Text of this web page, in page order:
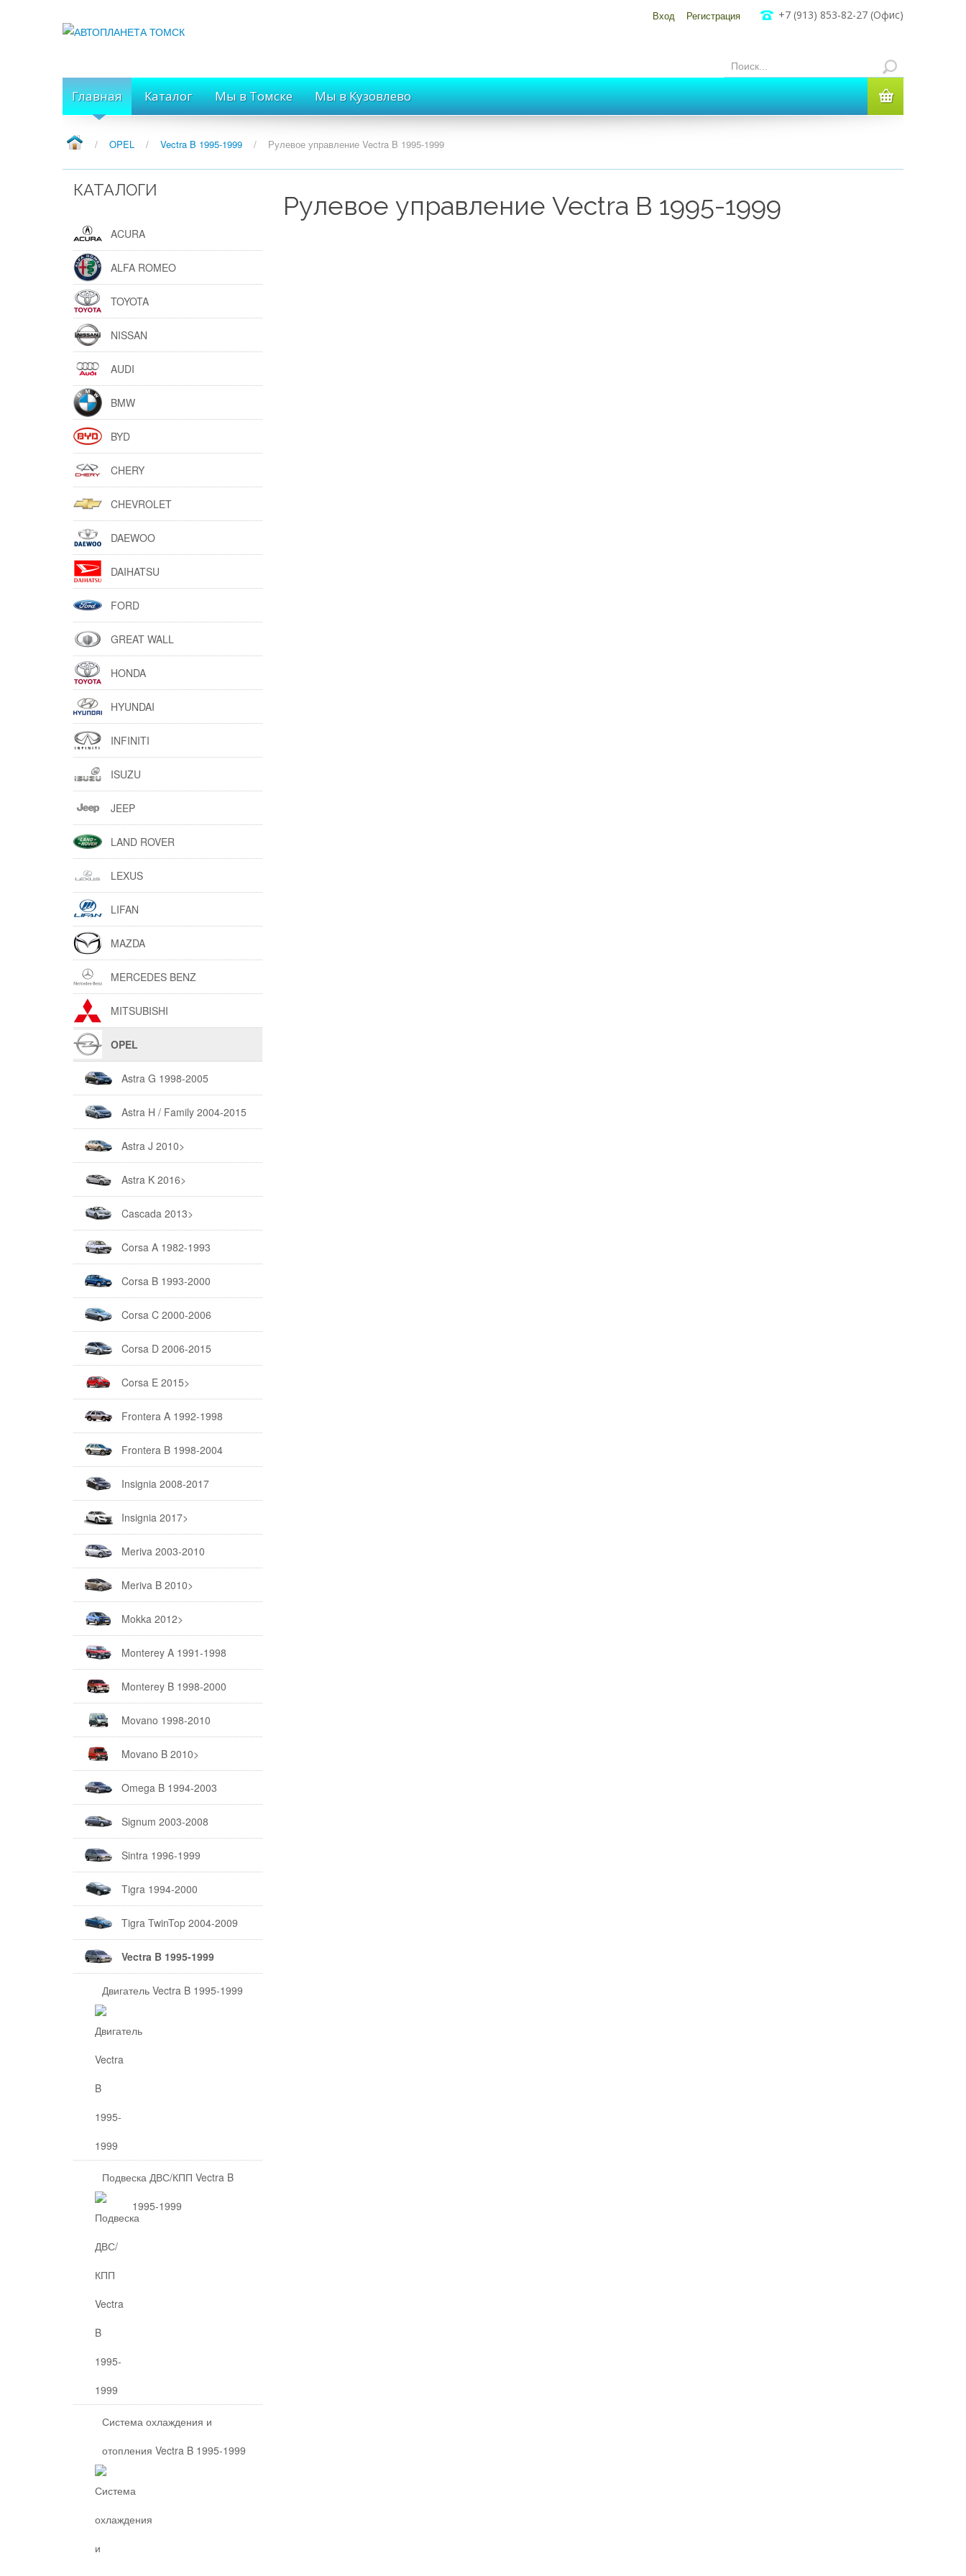
+7 (913) 853-82-27 (Офис)
Вход Регистрация
Главная Каталог Мы в Томске Мы в Кузовлево
/ OPEL / Vectra B 1995-1999 / Рулевое управление Vectra B 1995-1999
Рулевое управление Vectra B 1995-1999
КАТАЛОГИ
ACURA
ALFA ROMEO
TOYOTA
NISSAN
AUDI
BMW
BYD
CHERY
CHEVROLET
DAEWOO
DAIHATSU
FORD
GREAT WALL
HONDA
HYUNDAI
INFINITI
ISUZU
JEEP
LAND ROVER
LEXUS
LIFAN
MAZDA
MERCEDES BENZ
MITSUBISHI
OPEL
Astra G 1998-2005
Astra H / Family 2004-2015
Astra J 2010>
Astra K 2016>
Cascada 2013>
Corsa A 1982-1993
Corsa B 1993-2000
Corsa C 2000-2006
Corsa D 2006-2015
Corsa E 2015>
Frontera A 1992-1998
Frontera B 1998-2004
Insignia 2008-2017
Insignia 2017>
Meriva 2003-2010
Meriva B 2010>
Mokka 2012>
Monterey A 1991-1998
Monterey B 1998-2000
Movano 1998-2010
Movano B 2010>
Omega B 1994-2003
Signum 2003-2008
Sintra 1996-1999
Tigra 1994-2000
Tigra TwinTop 2004-2009
Vectra B 1995-1999
Двигатель Vectra B 1995-1999
Подвеска ДВС/КПП Vectra B
1995-1999
Система охлаждения и
отопления Vectra B 1995-1999